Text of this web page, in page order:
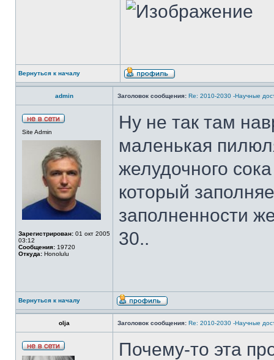
Вернуться к началу
admin Заголовок сообщения: Re: 2010-2030 -Научные
Site Admin
Зарегистрирован: 01 окт 2005
03:12
Сообщения: 19720
Откуда: Honolulu
Ну не так там
маленькая
желудочного
который
заполненности
30..
Вернуться к началу
olja Заголовок сообщения: Re: 2010-2030 -Научные
Почему-то эта